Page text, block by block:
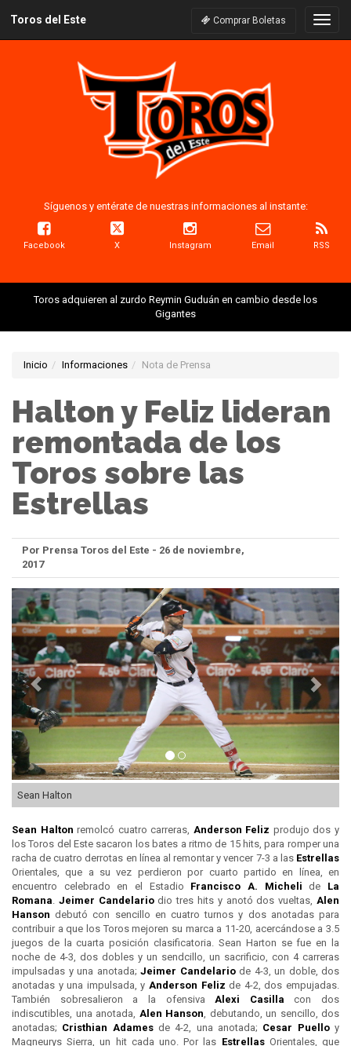
Toros del Este Comprar Boletas
Síguenos y entérate de nuestras informaciones al instante:
Facebook X Instagram Email RSS
Toros adquieren al zurdo Reymin Guduán en cambio desde los
Gigantes
Inicio Informaciones Nota de Prensa
Halton y Feliz lideran
remontada de los
Toros sobre las
Estrellas
Por Prensa Toros del Este - 26 de noviembre,
2017
Anterior
Sean Halton
Sean Halton remolcó cuatro carreras, Anderson Feliz produjo dos y
los Toros del Este sacaron los bates a ritmo de 15 hits, para romper una
racha de cuatro derrotas en línea al remontar y vencer 7-3 a las Estrellas
Orientales, que a su vez perdieron por cuarto partido en línea, en
encuentro celebrado en el Estadio Francisco A. Micheli de La
Romana. Jeimer Candelariodio tres hits y anotó dos vueltas,Alen
Hanson debutó con sencillo en cuatro turnos y dos anotadas para
contribuir a que los Toros mejoren su marca a 11-20, acercándose a 3.5
juegos de la cuarta posición clasificatoria. Sean Harton se fue en la
noche de 4-3, dos dobles y un sendcillo, un sacrificio, con 4 carreras
impulsadas y una anotada; Jeimer Candelariode 4-3, un doble, dos
anotadas y una impulsada, y Anderson Feliz de 4-2, dos empujadas.
También sobresalieron a la ofensivaAlexi Casilla con dos
indiscutibles, una anotada, Alen Hanson, debutando, un sencillo, dos
anotadas; Cristhian Adamesde 4-2, una anotada; Cesar Puelloy
Magneurys Sierra, un hit cada uno. Por las EstrellasOrientales, que